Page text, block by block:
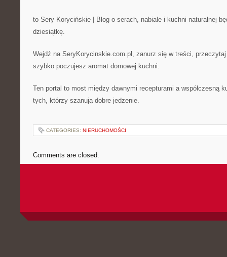
to Sery Korycińskie | Blog o serach, nabiale i kuchni naturalnej
dziesiątkę.
Wejdź na SeryKorycinskie.com.pl, zanurz się w treści,
szybko poczujesz aromat domowej kuchni.
Ten portal to most między dawnymi recepturami a współczesną
tych, którzy szanują dobre jedzenie.
CATEGORIES: NIERUCHOMOŚCI
Comments are closed.